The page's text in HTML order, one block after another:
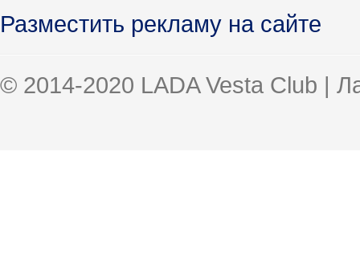
Разместить рекламу на сайте
© 2014-2020 LADA Vesta Club |